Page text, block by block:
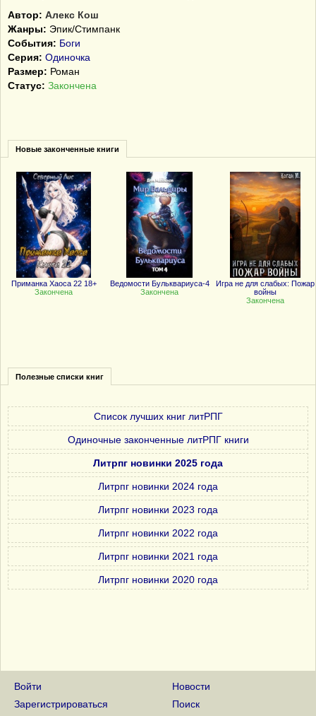
Автор: Алекс Кош
Жанры: Эпик/Стимпанк
События: Боги
Серия: Одиночка
Размер: Роман
Статус: Закончена
Новые законченные книги
Приманка Хаоса 22 18+
Закончена
Ведомости Бульквариуса-4
Закончена
Игра не для слабых: Пожар
войны
Закончена
Полезные списки книг
Список лучших книг литРПГ
Одиночные законченные литРПГ книги
Литрпг новинки 2025 года
Литрпг новинки 2024 года
Литрпг новинки 2023 года
Литрпг новинки 2022 года
Литрпг новинки 2021 года
Литрпг новинки 2020 года
Войти
Зарегистрироваться
Новости
Поиск